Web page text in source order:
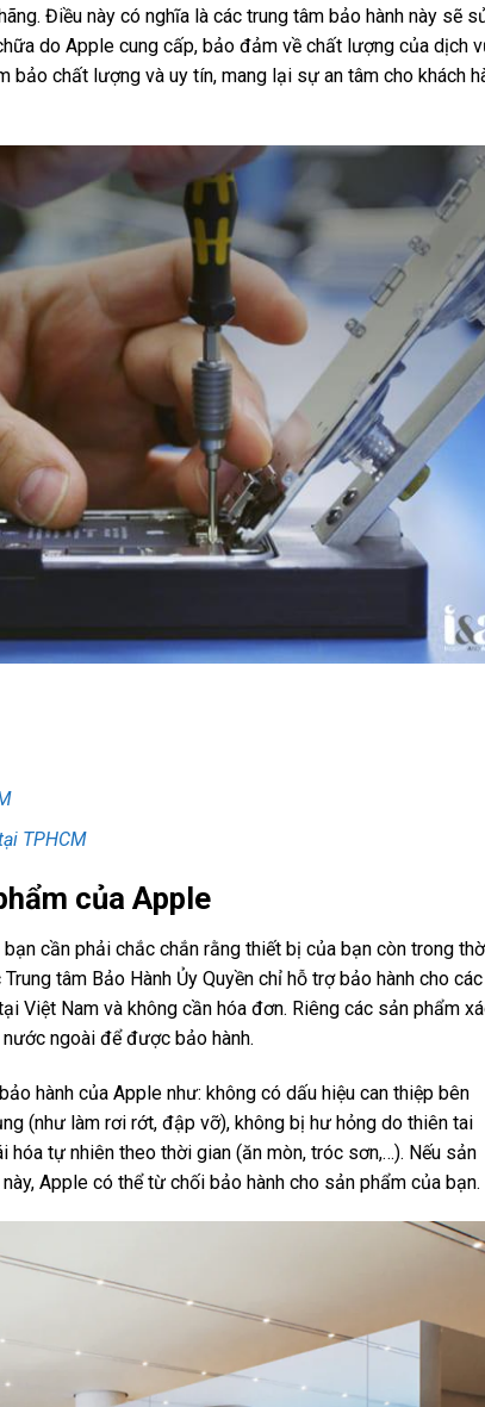
Điều này có nghĩa là các trung tâm bảo hành này sẽ
do Apple cung cấp, bảo đảm về chất lượng của dịch
chất lượng và uy tín, mang lại sự an tâm cho khách
TPHCM
của Apple
cần phải chắc chắn rằng thiết bị của bạn còn trong
tâm Bảo Hành Ủy Quyền chỉ hỗ trợ bảo hành cho các
Việt Nam và không cần hóa đơn. Riêng các sản phẩm
ngoài để được bảo hành.
hành của Apple như: không có dấu hiệu can thiệp bên
(như làm rơi rớt, đập vỡ), không bị hư hỏng do thiên tai
tự nhiên theo thời gian (ăn mòn, tróc sơn,…). Nếu sản
Apple có thể từ chối bảo hành cho sản phẩm của bạn.